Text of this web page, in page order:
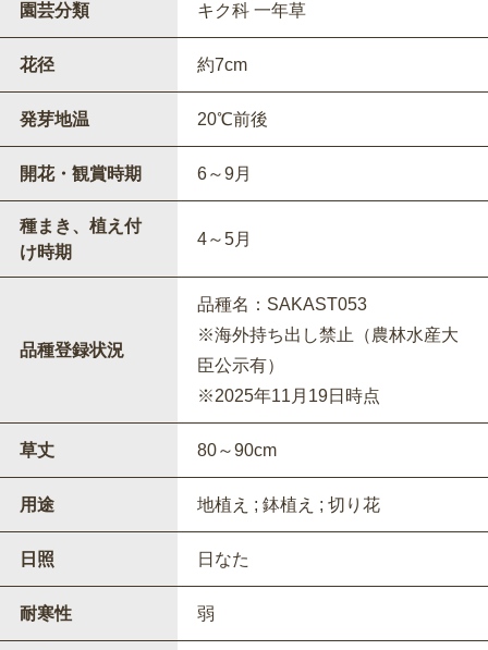
園芸分類 キク科 一年草
花径 約7cm
発芽地温 20℃前後
開花・観賞時期 6～9月
種まき、植え付
け時期
4～5月
品種登録状況
品種名：SAKAST053
※海外持ち出し禁止（農林水産大
臣公示有）
※2025年11月19日時点
草丈 80～90cm
用途 地植え ; 鉢植え ; 切り花
日照 日なた
耐寒性 弱